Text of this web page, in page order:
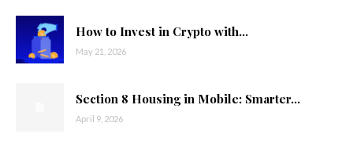
How to Invest in Crypto with...
May 21, 2026
Section 8 Housing in Mobile: Smarter...
April 9, 2026